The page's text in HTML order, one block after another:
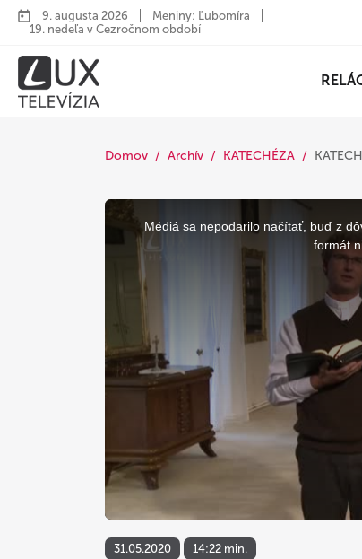
9. augusta 2026
Meniny: Ľubomíra
19. nedeľa v Cezročnom období
Domov Archív KATECHÉZA
This
window.
Médiá sa nepodarilo načítať, buď z
formát
31.05.2020 14:22 min.